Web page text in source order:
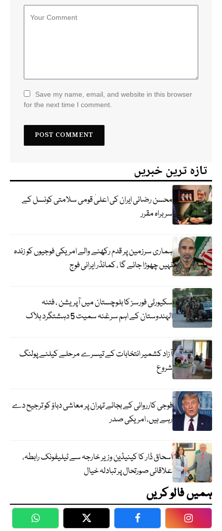
Save my name, email, and website in this browser
for the next time I comment.
تازہ ترین خبریں
محسن رضائی ایران کی اعلیٰ قومی سلامتی کونسل کے
سربراہ مقرر
ہماری سرزمین پر قدم رکھنے والے امریکی فوجیوں کو زندہ
نہیں چھوڑا جائے گا ، کمانڈر ایرانی فوج
سکیورٹی فورسز کا بلوچستان میں آپریشن ، فتنہ
الہندوستان کے اہم سرغنہ سمیت 5 دہشتگرد ہلاک
آزاد کشمیر انتخابات کے تیسرے مرحلے کیلئے پولنگ
شروع
فوجی کارروائی کے بجائے تہران پر معاشی دباؤ کو ترجیح دے
رہے ہیں، امریکی صدر
اسحاق ڈار کا کینیڈین وزیر خارجہ سے ٹیلیفونک رابطہ،
علاقائی صورتحال پر تبادلہ خیال
ہمیں فالو کریں
WhatsApp Twitter Facebook